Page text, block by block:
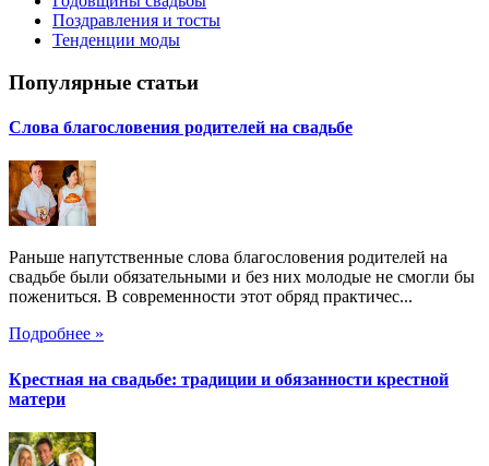
Поздравления и тосты
Тенденции моды
Популярные статьи
Слова благословения родителей на свадьбе
Раньше напутственные слова благословения родителей на
свадьбе были обязательными и без них молодые не смогли бы
пожениться. В современности этот обряд практичес...
Подробнее »
Крестная на свадьбе: традиции и обязанности крестной
матери